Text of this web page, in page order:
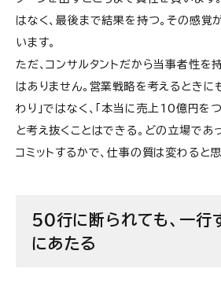
はなく、最後まで結果を持つ。その感覚
います。
ただ、コンサルタントだから当事者性を
はありません。営業戦略を考えるときに
わり」ではなく、「本当に売上10億円を
と考え抜くことはできる。どの立場であ
コミットするかで、仕事の質は変わると思
50行に断られても、一行
にあたる